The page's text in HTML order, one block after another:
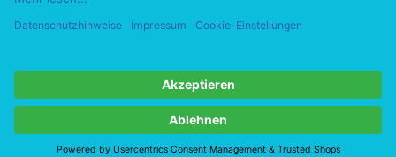
Kundendienst
Mein Konto
© Copyright 2026 Kirschlolli.de – Ihr E-Zigaretten Online Shop in
Deutschland